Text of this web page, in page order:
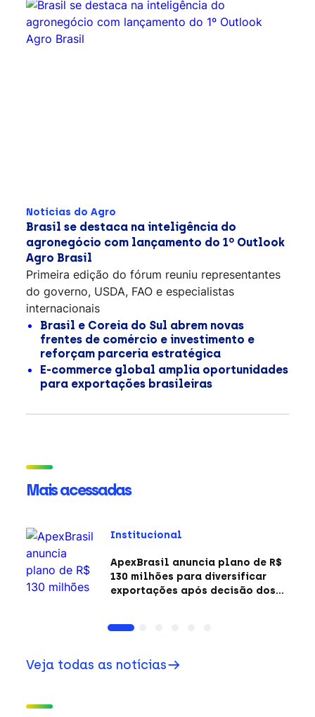
Notícias do Agro
Brasil se destaca na inteligência do
agronegócio com lançamento do 1º Outlook
Agro Brasil
Primeira edição do fórum reuniu representantes
do governo, USDA, FAO e especialistas
internacionais
Brasil e Coreia do Sul abrem novas
frentes de comércio e investimento e
reforçam parceria estratégica
E-commerce global amplia oportunidades
para exportações brasileiras
Mais acessadas
Institucional
ApexBrasil anuncia plano de R$
130 milhões para diversificar
exportações após decisão dos
Veja todas as notícias